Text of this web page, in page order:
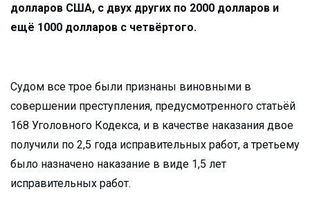
долларов США, с двух других по 2000 долларов и
ещё 1000 долларов с четвёртого.
Судом все трое были признаны виновными в
совершении преступления, предусмотренного статьёй
168 Уголовного Кодекса, и в качестве наказания двое
получили по 2,5 года исправительных работ, а третьему
было назначено наказание в виде 1,5 лет
исправительных работ.